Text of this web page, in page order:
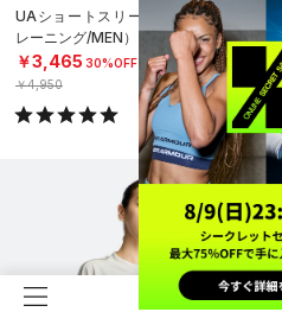
UAショートスリーブ Tシャツ（ト
レーニング/MEN）
￥3,465 30%OFF
￥4,950